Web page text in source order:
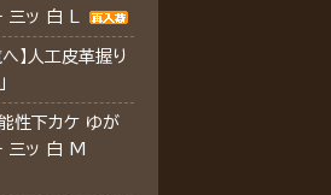
三ッ 白 L
へ】人工皮革握り
性下カケ ゆが
三ッ 白 M